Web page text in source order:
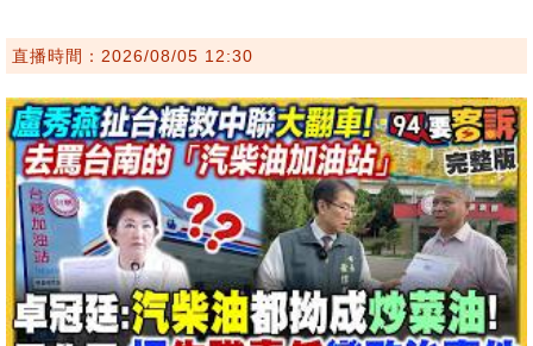
直播時間：2026/08/05 12:30